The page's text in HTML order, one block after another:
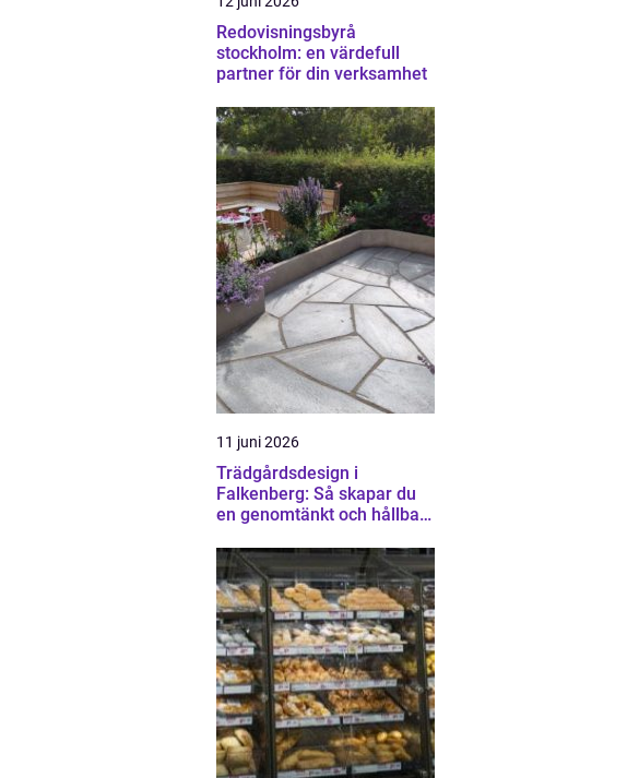
Redovisningsbyrå
stockholm: en värdefull
partner för din verksamhet
11 juni 2026
Trädgårdsdesign i
Falkenberg: Så skapar du
en genomtänkt och hållbar